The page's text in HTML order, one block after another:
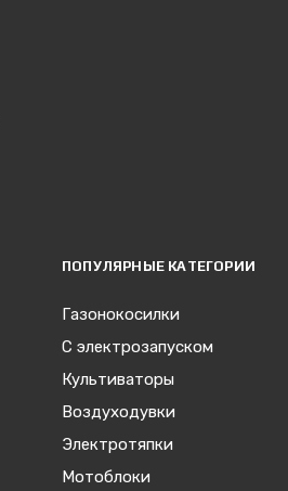
ПОПУЛЯРНЫЕ КАТЕГОРИИ
Газонокосилки
С электрозапуском
Культиваторы
Воздуходувки
Электротяпки
Мотоблоки